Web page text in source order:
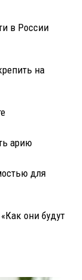
в России
на
арию
для
они будут